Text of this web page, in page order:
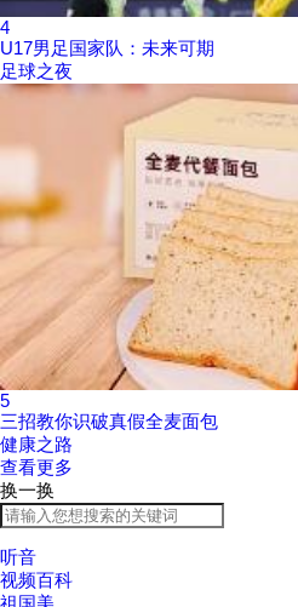
4
U17男足国家队：未来可期
足球之夜
5
三招教你识破真假全麦面包
健康之路
查看更多
换一换
听音
视频百科
祖国美